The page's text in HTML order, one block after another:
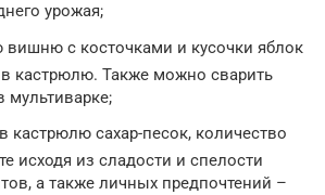
урожая;
с косточками и кусочки яблок
в кастрюлю. Также можно сварить
мультиварке;
кастрюлю сахар-песок, количество
исходя из сладости и спелости
а также личных предпочтений –